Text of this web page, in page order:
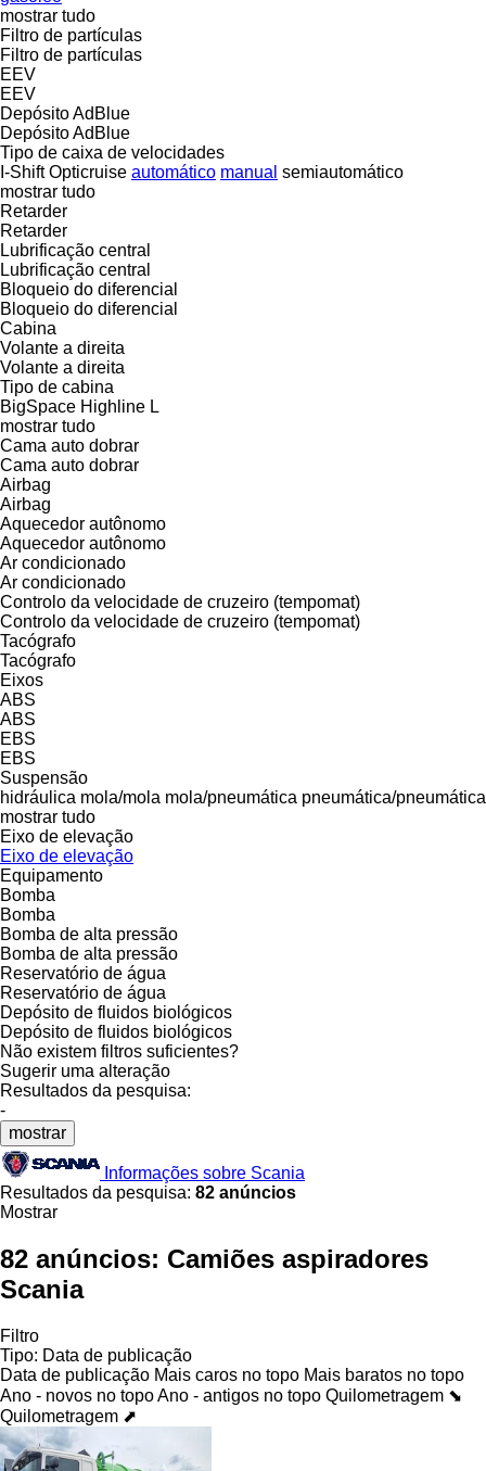
mostrar tudo
Filtro de partículas
Filtro de partículas
EEV
EEV
Depósito AdBlue
Depósito AdBlue
Tipo de caixa de velocidades
I-Shift Opticruise automático manual semiautomático
mostrar tudo
Retarder
Retarder
Lubrificação central
Lubrificação central
Bloqueio do diferencial
Bloqueio do diferencial
Cabina
Volante a direita
Volante a direita
Tipo de cabina
BigSpace Highline L
mostrar tudo
Cama auto dobrar
Cama auto dobrar
Airbag
Airbag
Aquecedor autônomo
Aquecedor autônomo
Ar condicionado
Ar condicionado
Controlo da velocidade de cruzeiro (tempomat)
Controlo da velocidade de cruzeiro (tempomat)
Tacógrafo
Tacógrafo
Eixos
ABS
ABS
EBS
EBS
Suspensão
hidráulica mola/mola mola/pneumática pneumática/pneumática
mostrar tudo
Eixo de elevação
Eixo de elevação
Equipamento
Bomba
Bomba
Bomba de alta pressão
Bomba de alta pressão
Reservatório de água
Reservatório de água
Depósito de fluidos biológicos
Depósito de fluidos biológicos
Não existem filtros suficientes?
Sugerir uma alteração
Resultados da pesquisa:
-
mostrar
Informações sobre Scania
Resultados da pesquisa: 82 anúncios
Mostrar
82 anúncios: Camiões aspiradores
Scania
Filtro
Tipo: Data de publicação
Data de publicação Mais caros no topo Mais baratos no topo
Ano - novos no topoAno - antigos no topo Quilometragem ⬊
Quilometragem ⬈